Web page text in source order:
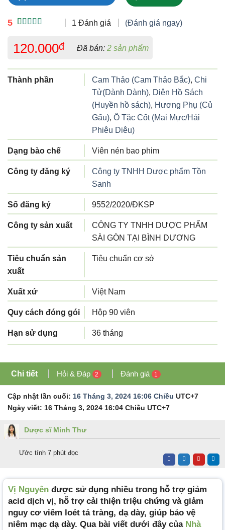
5
đánh giá
1 Đánh giá (Đánh giá ngay)
120.000đ Đã bán: 2 sản phẩm
Thành phần Cam Thảo (Cam Thảo Bắc), Chi
Tử(Dành Dành), Diên Hồ Sách
(Huyền hồ sách), Hương Phụ (Củ
Gấu), Ô Tặc Cốt (Mai Mực/Hải
Phiêu Diêu)
Dạng bào chế Viên nén bao phim
Công ty đăng ký
Công ty TNHH Dược phẩm Tồn
Sanh
Số đăng ký 9552/2020/ÐKSP
Công ty sản xuất
CÔNG TY TNHH DƯỢC PHẨM
SÀI GÒN TẠI BÌNH DƯƠNG
Tiêu chuẩn sản
xuất
Tiêu chuẩn cơ sở
Xuất xứ Việt Nam
Quy cách đóng gói Hộp 90 viên
Hạn sử dụng 36 tháng
Chi tiết Hỏi & Đáp 2 Đánh giá 1
Cập nhật lần cuối: 16 Tháng 3, 2024 16:06 Chiều UTC+7
Ngày viết: 16 Tháng 3, 2024 16:04 Chiều UTC+7
Dược sĩ Minh Thư
Ước tính 7 phút đọc
Vị Nguyên được sử dụng nhiều trong hỗ trợ giảm
acid dịch vị, hỗ trợ cải thiện triệu chứng và giảm
nguy cơ viêm loét tá tràng, dạ dày, giúp bảo vệ
niêm mạc dạ dày. Qua bài viết dưới đây của Nhà